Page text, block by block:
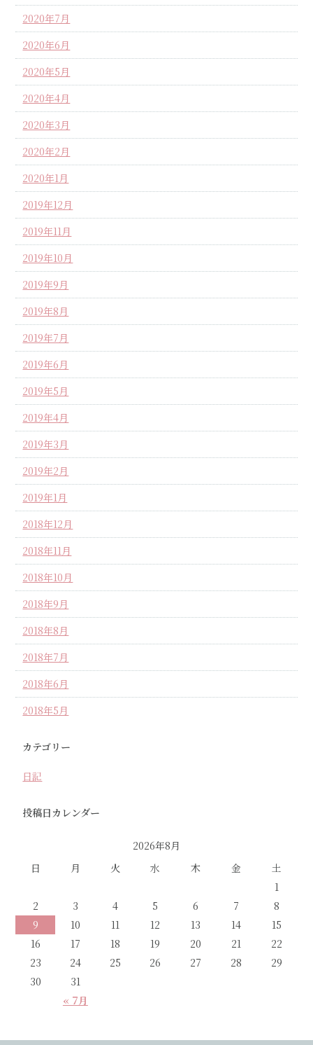
2020年7月
2020年6月
2020年5月
2020年4月
2020年3月
2020年2月
2020年1月
2019年12月
2019年11月
2019年10月
2019年9月
2019年8月
2019年7月
2019年6月
2019年5月
2019年4月
2019年3月
2019年2月
2019年1月
2018年12月
2018年11月
2018年10月
2018年9月
2018年8月
2018年7月
2018年6月
2018年5月
カテゴリー
日記
投稿日カレンダー
2026年8月
日
月 火 水 木 金 土
« 7月
1
2
3 4 5 6 7
8
9
10 11 12 13 14
15
16
17 18 19 20 21
22
23
24 25 26 27 28
29
30
31